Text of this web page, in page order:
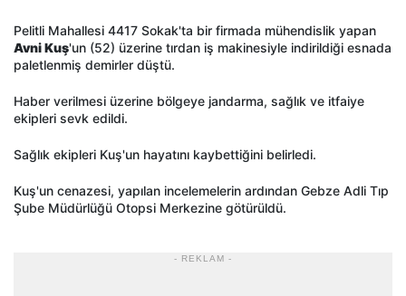
Pelitli Mahallesi 4417 Sokak'ta bir firmada mühendislik yapan
Avni Kuş'un (52) üzerine tırdan iş makinesiyle indirildiği esnada
paletlenmiş demirler düştü.
Haber verilmesi üzerine bölgeye jandarma, sağlık ve itfaiye
ekipleri sevk edildi.
Sağlık ekipleri Kuş'un hayatını kaybettiğini belirledi.
Kuş'un cenazesi, yapılan incelemelerin ardından Gebze Adli Tıp
Şube Müdürlüğü Otopsi Merkezine götürüldü.
- REKLAM -